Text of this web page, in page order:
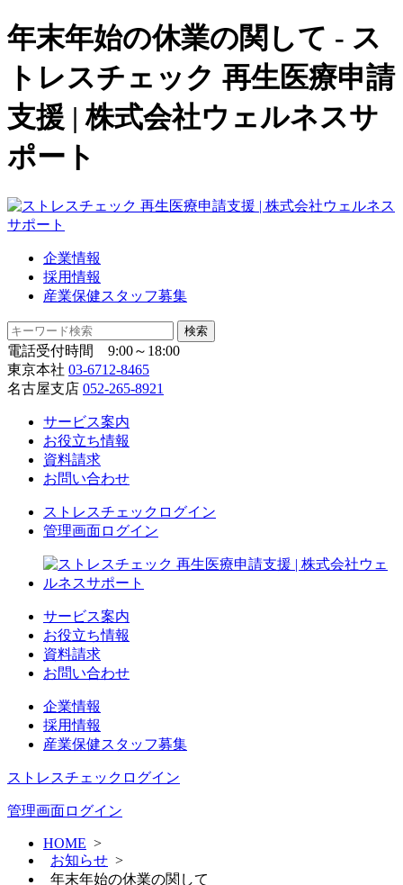
年末年始の休業の関して - ス
トレスチェック 再生医療申請
支援 | 株式会社ウェルネスサ
ポート
企業情報
採用情報
産業保健スタッフ募集
電話受付時間 9:00～18:00
東京本社 03-6712-8465
名古屋支店 052-265-8921
サービス案内
お役立ち情報
資料請求
お問い合わせ
ストレスチェックログイン
管理画面ログイン
サービス案内
お役立ち情報
資料請求
お問い合わせ
企業情報
採用情報
産業保健スタッフ募集
ストレスチェックログイン
管理画面ログイン
HOME >
お知らせ >
年末年始の休業の関して